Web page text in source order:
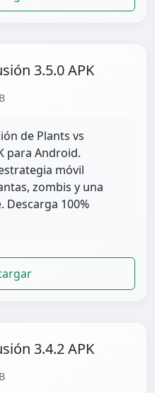
3.5.0 APK
de Plants vs
para Android.
móvil
zombis y una
100%
3.4.2 APK